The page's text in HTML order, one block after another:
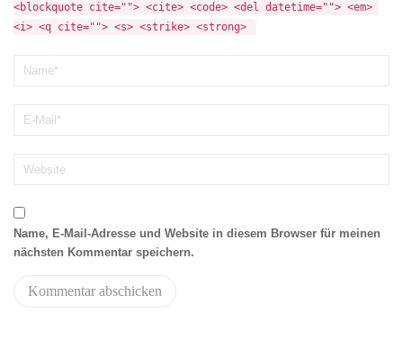
<blockquote cite=""> <cite> <code> <del datetime=""> <em>
<i> <q cite=""> <s> <strike> <strong>
Name, E-Mail-Adresse und Website in diesem Browser für meinen
nächsten Kommentar speichern.